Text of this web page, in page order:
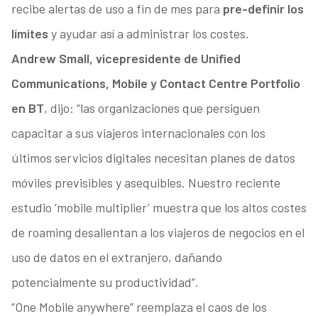
recibe alertas de uso a fin de mes para pre-definir los
límites y ayudar así a administrar los costes.
Andrew Small, vicepresidente de Unified
Communications, Mobile y Contact Centre Portfolio
en BT, dijo: “las organizaciones que persiguen
capacitar a sus viajeros internacionales con los
últimos servicios digitales necesitan planes de datos
móviles previsibles y asequibles. Nuestro reciente
estudio ‘mobile multiplier’ muestra que los altos costes
de roaming desalientan a los viajeros de negocios en el
uso de datos en el extranjero, dañando
potencialmente su productividad”.
“One Mobile anywhere” reemplaza el caos de los